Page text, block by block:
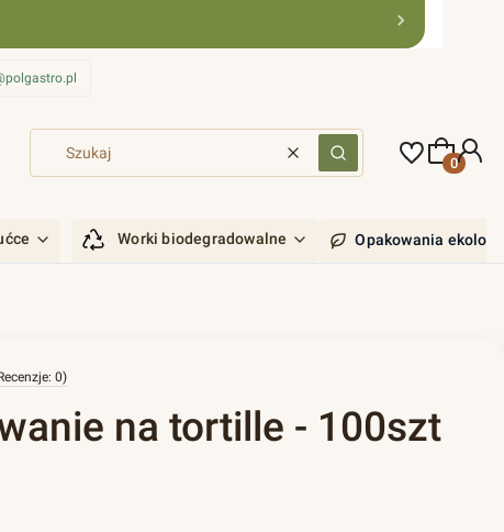
WyczyśćSzukaj
Produkty
Worki biodegradowalne Opakowania
0)
na tortille - 100szt